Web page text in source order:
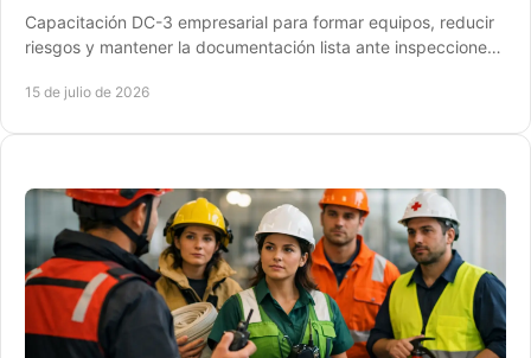
Capacitación DC-3 empresarial para formar equipos, reducir
riesgos y mantener la documentación lista ante inspecciones
15 de julio de 2026